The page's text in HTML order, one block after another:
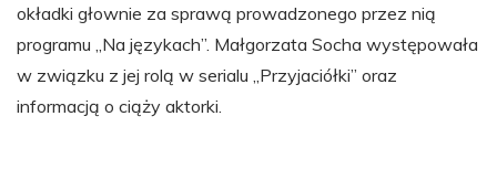
okładki głownie za sprawą prowadzonego przez nią
programu „Na językach”. Małgorzata Socha występowała
w związku z jej rolą w serialu „Przyjaciółki” oraz
informacją o ciąży aktorki.